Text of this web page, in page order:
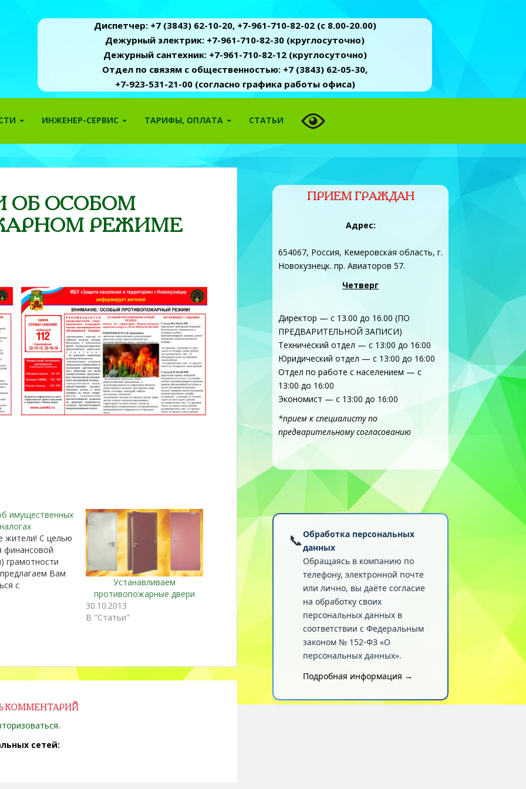
Диспетчер: +7 (3843) 62-10-20, +7-961-710-82-02 (c 8.00-20.00)
Дежурный электрик: +7-961-710-82-30 (круглосуточно)
Дежурный сантехник: +7-961-710-82-12 (круглосуточно)
Отдел по связям с общественностью: +7 (3843) 62-05-30,
+7-923-531-21-00 (согласно графика работы офиса)
ИНЖЕНЕР-СЕРВИС ТАРИФЫ, ОПЛАТА СТАТЬИ
ОБ ОСОБОМ
РЕЖИМЕ
имущественных
налогах
жители! С целью
финансовой
грамотности
Вам
с
Памятка для
Устанавливаем
противопожарные двери
30.10.2013
В "Статьи"
КОММЕНТАРИЙ
.
сетей:
ПРИЕМ ГРАЖДАН
Адрес:
654067, Россия, Кемеровская область, г.
Новокузнецк. пр. Авиаторов 57.
Четверг
Директор — с 13.00 до 16.00 (ПО
ПРЕДВАРИТЕЛЬНОЙ ЗАПИСИ)
Технический отдел — с 13:00 до 16:00
Юридический отдел — с 13:00 до 16:00
Отдел по работе с населением — с
13:00 до 16:00
Экономист — с 13:00 до 16:00
*прием к специалисту по
предварительному согласованию
📞Обработка персональных
данных
Обращаясь в компанию по
телефону, электронной почте
или лично, вы даёте согласие
на обработку своих
персональных данных в
соответствии с Федеральным
законом № 152-ФЗ «О
персональных данных».
Подробная информация →